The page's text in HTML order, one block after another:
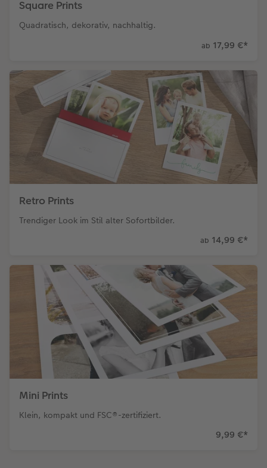
Square Prints
Quadratisch, dekorativ, nachhaltig.
ab 17,99 €*
Retro Prints
Trendiger Look im Stil alter Sofortbilder.
ab 14,99 €*
Mini Prints
Klein, kompakt und FSC®-zertifiziert.
9,99 €*